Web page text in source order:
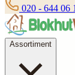
020 - 644 06
Assortiment